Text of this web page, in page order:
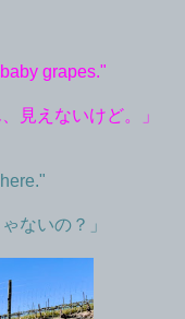
grapes."
見えないけど。」
ないの？」